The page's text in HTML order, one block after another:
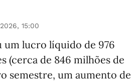
15:00
lucro líquido de 976
(cerca de 846 milhões de
semestre, um aumento de